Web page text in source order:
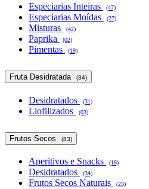
Especiarias Inteiras (47)
Especiarias Moídas (27)
Misturas (42)
Paprika (02)
Pimentas (19)
Fruta Desidratada (34)
Desidratados (31)
Liofilizados (03)
Frutos Secos (83)
Aperitivos e Snacks (16)
Desidratados (34)
Frutos Secos Naturais (23)